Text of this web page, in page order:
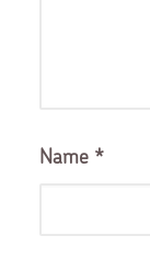
Name *